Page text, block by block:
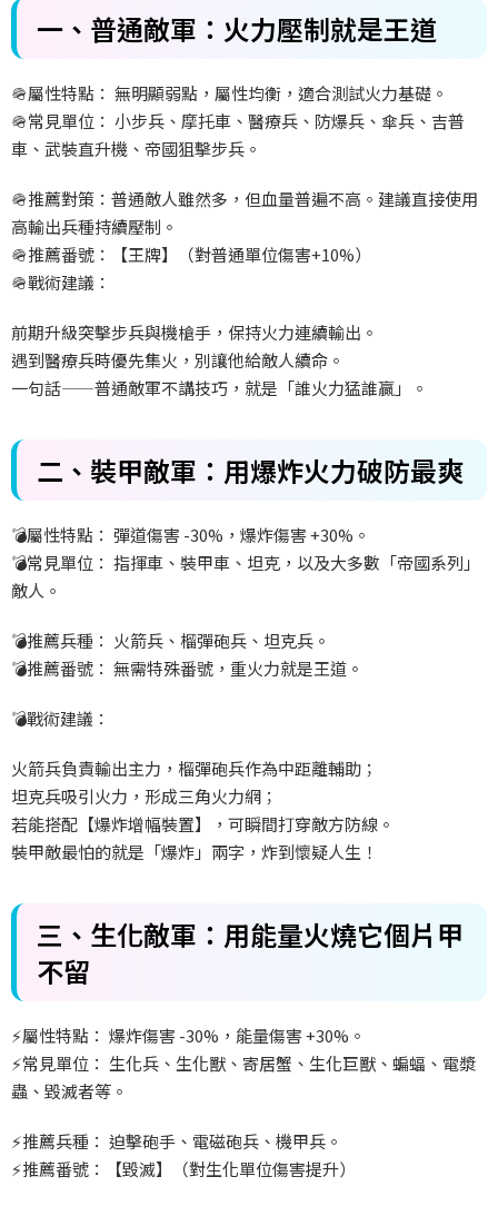
一、普通敵軍：火力壓制就是王道
🪖屬性特點： 無明顯弱點，屬性均衡，適合測試火力基礎。
🪖常見單位： 小步兵、摩托車、醫療兵、防爆兵、傘兵、吉普
車、武裝直升機、帝國狙擊步兵。
🪖推薦對策：普通敵人雖然多，但血量普遍不高。建議直接使用
高輸出兵種持續壓制。
🪖推薦番號：【王牌】（對普通單位傷害+10%）
🪖戰術建議：
前期升級突擊步兵與機槍手，保持火力連續輸出。
遇到醫療兵時優先集火，別讓他給敵人續命。
一句話——普通敵軍不講技巧，就是「誰火力猛誰贏」。
二、裝甲敵軍：用爆炸火力破防最爽
💣屬性特點： 彈道傷害 -30% ，爆炸傷害 +30% 。
💣常見單位： 指揮車、裝甲車、坦克，以及大多數「帝國系列」
敵人。
💣推薦兵種： 火箭兵、榴彈砲兵、坦克兵。
💣推薦番號： 無需特殊番號，重火力就是王道。
💣戰術建議：
火箭兵負責輸出主力，榴彈砲兵作為中距離輔助；
坦克兵吸引火力，形成三角火力網；
若能搭配【爆炸增幅裝置】，可瞬間打穿敵方防線。
裝甲敵最怕的就是「爆炸」兩字，炸到懷疑人生！
三、生化敵軍：用能量火燒它個片甲
不留
⚡屬性特點： 爆炸傷害 -30% ，能量傷害 +30% 。
⚡常見單位： 生化兵、生化獸、寄居蟹、生化巨獸、蝙蝠、電漿
蟲、毀滅者等。
⚡推薦兵種： 迫擊砲手、電磁砲兵、機甲兵。
⚡推薦番號：【毀滅】（對生化單位傷害提升）